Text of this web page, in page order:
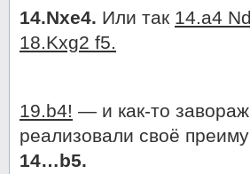
14.Nxe4. Или так 14.a4
18.Kxg2 f5.
19.b4! — и как-то
реализовали своё
14…b5.